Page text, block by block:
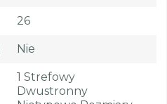
26
Nie
1 Strefowy
Dwustronny